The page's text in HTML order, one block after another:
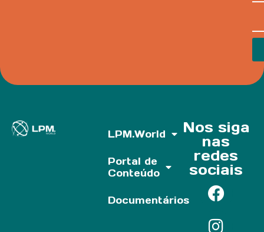
LPM.World
Portal de
Conteúdo
Documentários
Nos siga
nas
redes
sociais